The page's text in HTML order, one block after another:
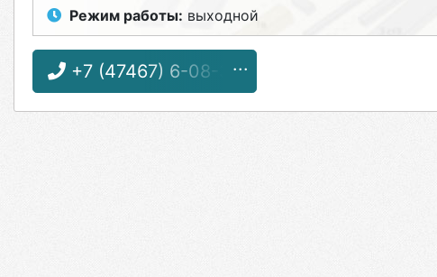
Режим работы: выходной
+7 (47467) 6-08-32